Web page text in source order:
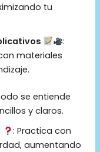
tu
:
materiales
se entiende
y claros.
: Practica con
aumentando